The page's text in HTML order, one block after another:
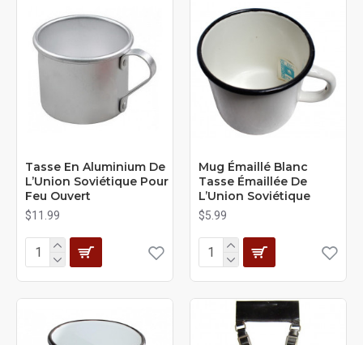
Tasse En Aluminium De
L’Union Soviétique Pour
Feu Ouvert
$11.99
Mug Émaillé Blanc
Tasse Émaillée De
L’Union Soviétique
$5.99